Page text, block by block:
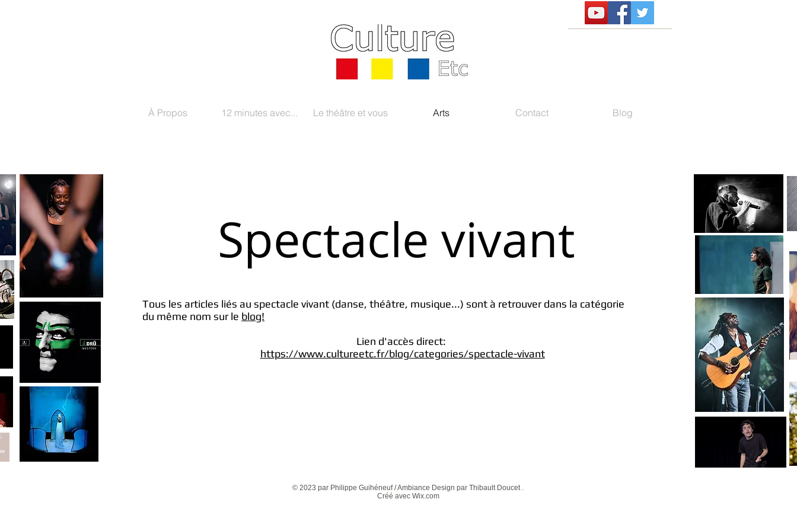
À Propos 12 minutes avec... Le théâtre et vous Arts Contact Blog
Spectacle vivant
Tous les articles liés au spectacle vivant (danse, théâtre, musique...) sont à retrouver dans la catégorie
du même nom sur le blog!
Lien d'accès direct:
https://www.cultureetc.fr/blog/categories/spectacle-vivant
© 2023 par Philippe Guihéneuf / Ambiance Design par Thibault Doucet .
Créé avec Wix.com